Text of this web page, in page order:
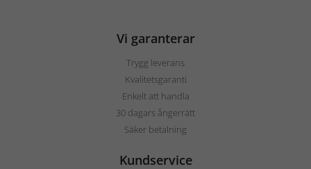
Vi garanterar
Trygg leverans
Kvalitetsgaranti
Enkelt att handla
30 dagars ångerrätt
Säker betalning
Kundservice